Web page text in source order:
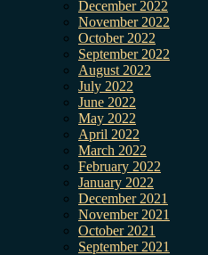
December 2022
November 2022
October 2022
September 2022
August 2022
July 2022
June 2022
May 2022
April 2022
March 2022
February 2022
January 2022
December 2021
November 2021
October 2021
September 2021